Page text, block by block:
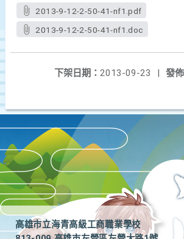
2013-9-12-2-50-41-nf1.pdf
2013-9-12-2-50-41-nf1.doc
發
下架日期： 2013-09-23
|
高雄市立海青高級工商職業學校